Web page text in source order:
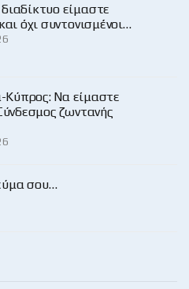
είμαστε
όχι συντονισμένοι…
Κύπρος: Να είμαστε
ζωντανής
σου…